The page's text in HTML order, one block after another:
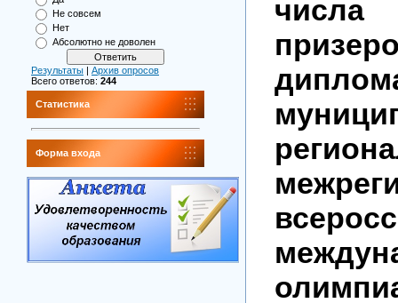
Не совсем
Нет
Абсолютно не доволен
Результаты
Архив опросов
Всего ответов: 244
Статистика
Форма входа
числа